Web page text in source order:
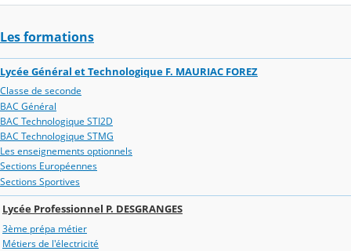
Les formations
Lycée Général et Technologique F. MAURIAC FOREZ
Classe de seconde
BAC Général
BAC Technologique STI2D
BAC Technologique STMG
Les enseignements optionnels
Sections Européennes
Sections Sportives
Lycée Professionnel P. DESGRANGES
3ème prépa métier
Métiers de l'électricité